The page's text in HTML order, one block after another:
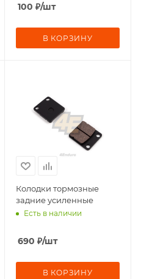
100 ₽/шт
В КОРЗИНУ
Колодки тормозные
задние усиленные
Есть в наличии
690 ₽/шт
В КОРЗИНУ